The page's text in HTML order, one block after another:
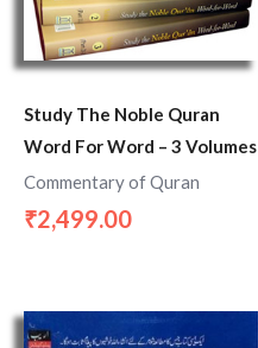
Study The Noble Quran
Word For Word – 3 Volumes
Commentary of Quran
₹2,499.00